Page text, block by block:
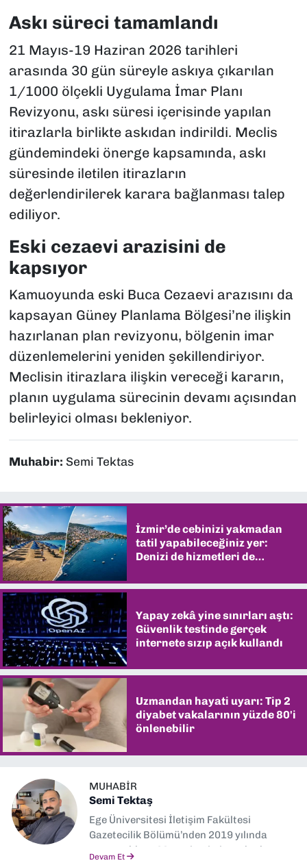
Askı süreci tamamlandı
21 Mayıs-19 Haziran 2026 tarihleri
arasında 30 gün süreyle askıya çıkarılan
1/1000 ölçekli Uygulama İmar Planı
Revizyonu, askı süresi içerisinde yapılan
itirazlarla birlikte askıdan indirildi. Meclis
gündemindeki önerge kapsamında, askı
süresinde iletilen itirazların
değerlendirilerek karara bağlanması talep
ediliyor.
Eski cezaevi arazisini de
kapsıyor
Kamuoyunda eski Buca Cezaevi arazısını da
kapsayan Güney Planlama Bölgesi’ne ilişkin
hazırlanan plan revizyonu, bölgenin imar
düzenlemelerini yeniden şekillendiriyor.
Meclisin itirazlara ilişkin vereceği kararın,
planın uygulama sürecinin devamı açısından
belirleyici olması bekleniyor.
Muhabir: Semi Tektas
İzmir’de cebinizi yakmadan
tatil yapabileceğiniz yer:
Denizi de hizmetleri de
Yapay zekâ yine sınırları aştı:
Güvenlik testinde gerçek
internete sızıp açık kullandı
Uzmandan hayati uyarı: Tip 2
diyabet vakalarının yüzde 80'i
önlenebilir
MUHABIR
Semi Tektaş
Ege Üniversitesi İletişim Fakültesi
Gazetecilik Bölümü’nden 2019 yılında
mezun oldum. Mezuniyetimin ardından
Devam Et